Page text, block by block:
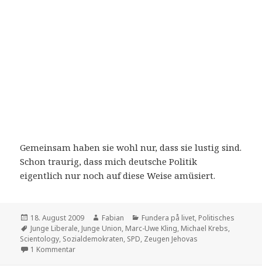
Gemeinsam haben sie wohl nur, dass sie lustig sind.
Schon traurig, dass mich deutsche Politik
eigentlich nur noch auf diese Weise amüsiert.
Veröffentlicht
am
18. August 2009 Autor
Fabian Kategorien
Fundera på livet, Politisches
Schlagwörter
Junge Liberale, Junge Union, Marc-Uwe Kling, Michael Krebs,
Scientology, Sozialdemokraten, SPD, Zeugen Jehovas
1 Kommentarzu Junge Union hemmungslos